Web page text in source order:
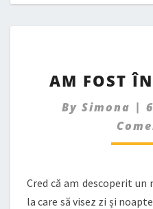
AM FOST
By Simona |
Cred că am descoperit un
la care să visez zi și